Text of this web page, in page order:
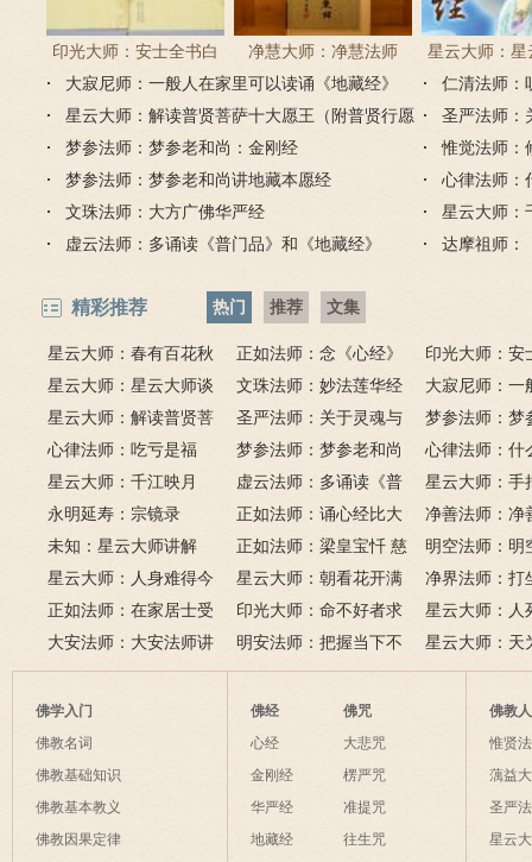
印光大师：安士全书白
话解
净慧大师：净慧法师
《楞严经》浅译
星云大师：星
《心经
大寂尼师：一般人在家里可以读诵《地藏经》
吗？
仁清法师：
星云大师：解读普贤菩萨十大愿王（附普贤行愿
品全文）
圣严法师：
梦参法师：梦参老和尚：金刚经
惟觉法师：
梦参法师：梦参老和尚讲地藏本愿经
心律法师：
文珠法师：大方广佛华严经
星云大师：
虚云法师：多诵读《普门品》和《地藏经》
达摩祖师：
精彩推荐 热门 推荐 文集
星云大师：春有百花秋
有月，夏有凉风冬有雪；
若无闲事挂心头，便是人
间好时节。
正如法师：念《心经》
比《大悲咒》更好吗？
印光大师：安
话解
星云大师：星云大师谈
《心经》
文珠法师：妙法莲华经
大寂尼师：一
里可以读诵《
吗？
星云大师：解读普贤菩
萨十大愿王（附普贤行愿
品全文）
圣严法师：关于灵魂与
鬼的终极真相
梦参法师：梦
尚：金刚经
心律法师：吃亏是福
梦参法师：梦参老和尚
讲地藏本愿经
心律法师：什
有缘？
星云大师：千江映月
虚云法师：多诵读《普
门品》和《地藏经》
星云大师：手
满田，低头便
六根清净方为
来是向前。
永明延寿：宗镜录
正如法师：诵心经比大
悲咒功德大吗
净善法师：净
看风水与算命
运？
未知：星云大师讲解
正如法师：梁皇宝忏 慈
悲道场
明空法师：明
《心经》中的
星云大师：人身难得今
已得，佛法难闻今已闻；
此身不向今生度，更向何
生度此身？
星云大师：朝看花开满
树红，暮看花落树还空；
若将花比人间事，花与人
间事一同。
净界法师：打
该怎么念佛？
正如法师：在家居士受
五戒可以搭缦衣吗？
印光大师：命不好者求
美好姻缘，有个简单方
法
星云大师：人
是怎样的？
大安法师：大安法师讲
解
明安法师：把握当下不
后悔
星云大师：天
为毡，日月星
夜间不敢长伸
破海底天。
佛学入门
佛教名词
佛教基础知识
佛教基本教义
佛教因果定律
佛经
心经
金刚经
华严经
地藏经
佛咒
大悲咒
楞严咒
准提咒
往生咒
佛教
惟贤
蕅益
圣严
星云